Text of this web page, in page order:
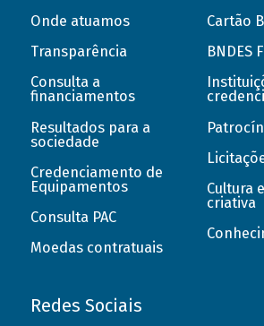
Onde atuamos
Transparência
Consulta a
financiamentos
Resultados para a
sociedade
Credenciamento de
Equipamentos
Consulta PAC
Moedas contratuais
Cartão
BNDES
Cultura
criativa
Redes Sociais